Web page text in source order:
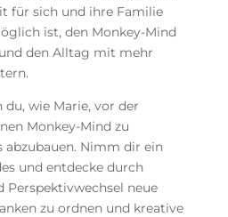
für sich und ihre Familie
ist, den Monkey-Mind
den Alltag mit mehr
wie Marie, vor der
Monkey-Mind zu
abzubauen. Nimm dir ein
und entdecke durch
Perspektivwechsel neue
zu ordnen und kreative